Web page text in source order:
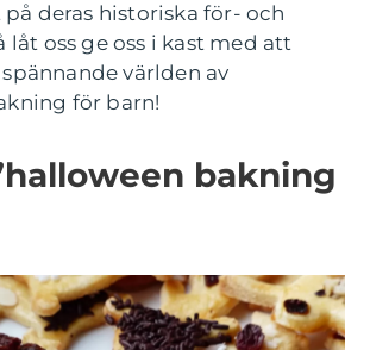
deras historiska för- och
låt oss ge oss i kast med att
världen av
för barn!
bakning